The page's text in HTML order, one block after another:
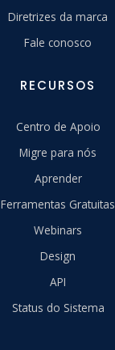
Diretrizes da marca
Fale conosco
RECURSOS
Centro de Apoio
Migre para nós
Aprender
Ferramentas Gratuitas
Webinars
Design
API
Status do Sistema